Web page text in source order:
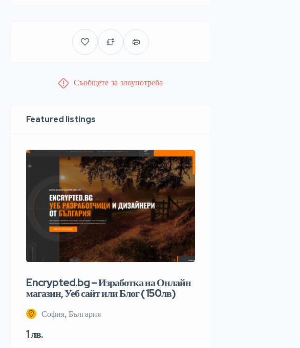
Съобщете за злоупотреба
Featured listings
Encrypted.bg – Изработка на Онлайн
магазин, Уеб сайт или Блог ( 150лв)
София, България
1 лв.